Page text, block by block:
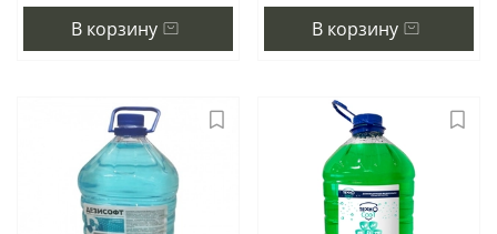
В корзину В корзину